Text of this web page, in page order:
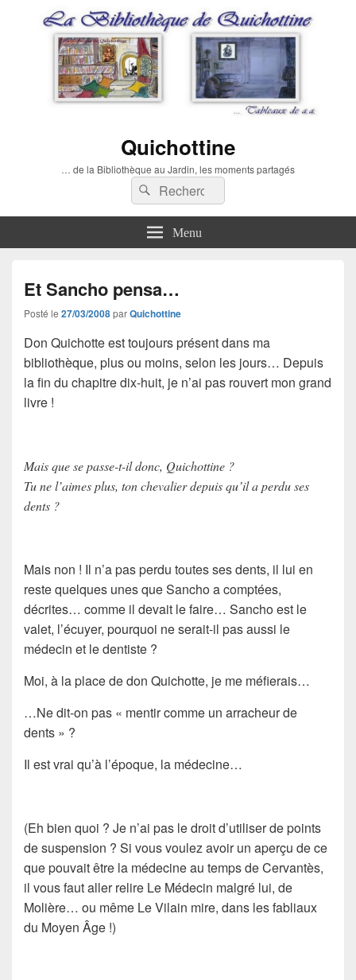
Quichottine
… de la Bibliothèque au Jardin, les moments partagés
Recherche :
Rechercher
Menu
Et Sancho pensa…
Posté le 27/03/2008parQuichottine
Don Quichotteest toujours présent dans ma
bibliothèque, plus ou moins, selon les jours… Depuis
la fin du chapitre dix-huit, je n’ai pas rouvert mon grand
livre !
Mais que se passe-t-il donc, Quichottine ?
Tu ne l’aimes plus, ton chevalier depuis qu’il a perdu ses
dents ?
Mais non ! Il n’a pas perdu toutes ses dents, il lui en
reste quelques unes queSanchoa comptées,
décrites… comme il devait le faire… Sancho est le
valet, l’écuyer, pourquoi ne serait-il pas aussi le
médecin et le dentiste ?
Moi, à la place dedon Quichotte, je me méfierais…
…Ne dit-on pas « mentir comme un arracheur de
dents » ?
Il est vrai qu’à l’époque, la médecine…
(Eh bien quoi ? Je n’ai pas le droit d’utiliser de points
de suspension ? Si vous voulez avoir un aperçu de ce
que pouvait être la médecine au temps de Cervantès,
il vous faut aller relire Le Médecin malgré lui, de
Molière… ou même Le Vilain mire, dans lesfabliaux
du Moyen Âge !)